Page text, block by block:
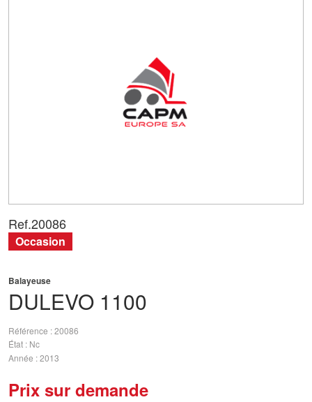
DULEVO 1100
Balayeuse
Référence 20086
État Nc
Année 2013
Prix sur demande
Ref.20086
Occasion